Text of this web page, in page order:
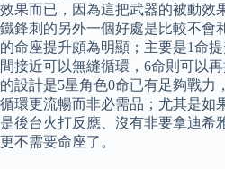
效果而已，因為這把武器的被動效
鐵鋒刺的另外一個好處是比較不會
的命座提升頗為明顯；主要是1命
間接近可以無縫循環，6命則可以
的設計是5星角色0命已有足夠戰力
循環更流暢而非必需品；尤其是如
是後台火打反應、沒有非要拿迪希
更不需要命座了。